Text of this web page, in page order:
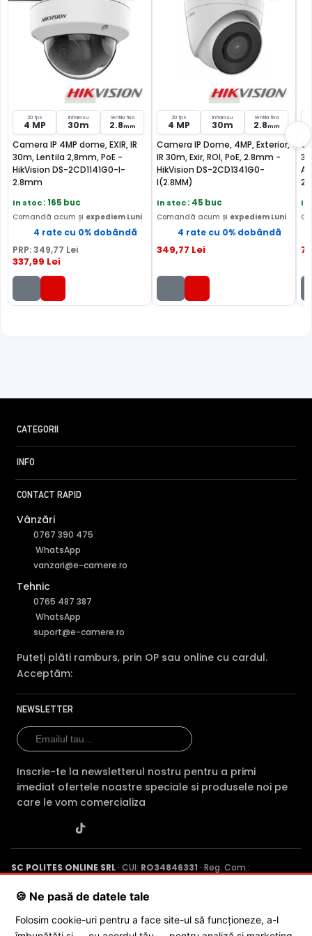
MICROFON INCLUS
Puteti supraveghea atat video, dar si audio zona
acoperita de aceasta camera, fiind dotata cu un
microfon incorporat, ajutand la identificarea unor
zgomote suspecte, fara a fi nevoie sa va deplasati in
locatia respectiva, eliminand astfel un pericol destul de
INTRARE AUDIO
Camera are o intrare audio, la care puteti conecta un
microfon, asigurand si supravegherea audio de la
distanta.
INTRARE ALARMA
Intrarea de alarma cu care este dotata camera, poate fi
prezenta, contact magnetic, etc), ce poate actiona
altele.
FILTRU IR MECANIC (ICR / IR Cut Fillter)
Camera HIKVISION DS-2CD2546G2-IS28C are un filtru IR
Mecanic autoretractabil ce filtreaza lumina in infrarosu
pe timpul zilei, pentru a evita anumitele defecte de
afisare a culorilor, iar pe timpul noptii acesta este retras
imbunatatind vizibilitatea camerei in modul alb/negru.
20 fps
4 MP
Infrarosu
30m
lentila fixa
2.8mm
Camera IP 4MP dome, EXIR, IR
30m, Lentila 2,8mm, PoE -
HikVision DS-2CD1141G0-I-
2.8mm
In stoc: 165 buc
Comandă acum și expediem Luni
4 rate cu 0% dobândă
PRP:349,77 Lei
337,99 Lei
20 fps
4 MP
Infrarosu
30m
lentila fixa
2.8mm
Camera IP Dome, 4MP, Exterior,
IR 30m, Exir, ROI, PoE, 2.8mm -
HikVision DS-2CD1341G0-
I(2.8MM)
In stoc: 45 buc
Comandă acum și expediem Luni
4 rate cu 0% dobândă
349,77 Lei
In
CATEGORII
INFO
CONTACT RAPID
Vânzări
0767 390 475
WhatsApp
vanzari@e-camere.ro
Tehnic
0765 487 387
WhatsApp
suport@e-camere.ro
Puteți plăti ramburs, prin OP sau online cu cardul.
Acceptăm:
NEWSLETTER
Inscrie-te la newsletterul nostru pentru a primi
imediat ofertele noastre speciale si produsele noi pe
care le vom comercializa
SC POLITES ONLINE SRL · CUI: RO34846331 · Reg. Com.:
Poenaru, Nr. 1, Craiova, Jud. Dolj ·
🍪 Ne pasă de datele tale
Folosim cookie-uri pentru a face site-ul să funcționeze, a-l